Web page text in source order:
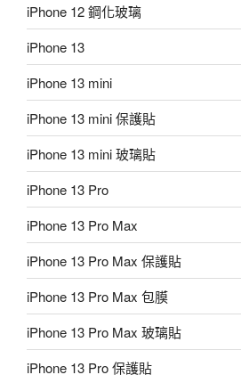
iPhone 12 鋼化玻璃
iPhone 13
iPhone 13 mini
iPhone 13 mini 保護貼
iPhone 13 mini 玻璃貼
iPhone 13 Pro
iPhone 13 Pro Max
iPhone 13 Pro Max 保護貼
iPhone 13 Pro Max 包膜
iPhone 13 Pro Max 玻璃貼
iPhone 13 Pro 保護貼